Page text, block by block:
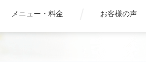
メニュー・料金 お客様の声